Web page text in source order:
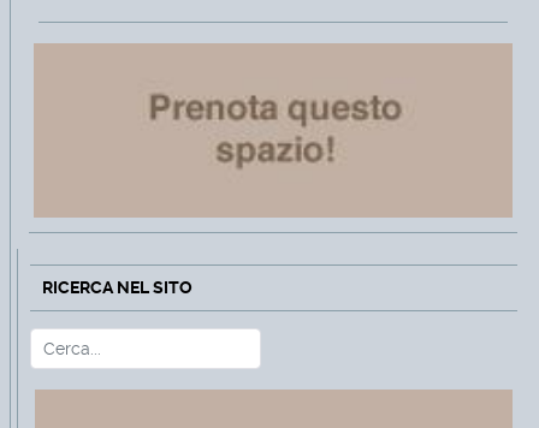
RICERCA NEL SITO
Cerca Type 2 or more characters for